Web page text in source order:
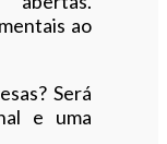
ao
Será
e uma